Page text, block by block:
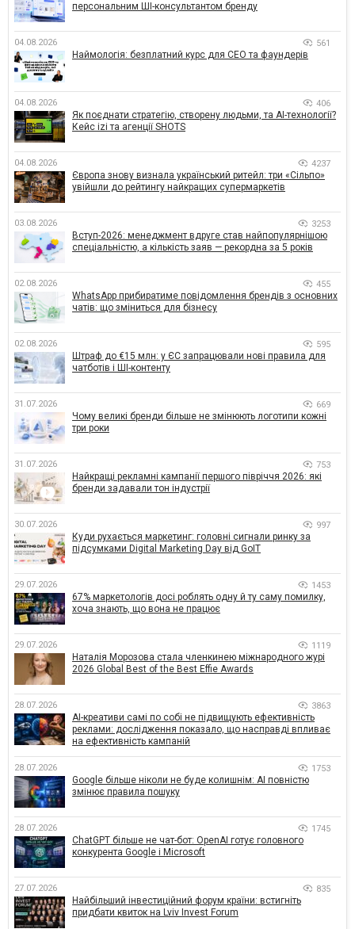
персональним ШІ-консультантом бренду
04.08.2026 561
Наймологія: безплатний курс для CEO та фаундерів
04.08.2026 406
Як поєднати стратегію, створену людьми, та AI-технології?
Кейс izi та агенції SHOTS
04.08.2026 4237
Європа знову визнала український ритейл: три «Сільпо»
увійшли до рейтингу найкращих супермаркетів
03.08.2026 3253
Вступ-2026: менеджмент вдруге став найпопулярнішою
спеціальністю, а кількість заяв — рекордна за 5 років
02.08.2026 455
WhatsApp прибиратиме повідомлення брендів з основних
чатів: що зміниться для бізнесу
02.08.2026 595
Штраф до €15 млн: у ЄС запрацювали нові правила для
чатботів і ШІ-контенту
31.07.2026 669
Чому великі бренди більше не змінюють логотипи кожні
три роки
31.07.2026 753
Найкращі рекламні кампанії першого півріччя 2026: які
бренди задавали тон індустрії
30.07.2026 997
Куди рухається маркетинг: головні сигнали ринку за
підсумками Digital Marketing Day від GoIT
29.07.2026 1453
67% маркетологів досі роблять одну й ту саму помилку,
хоча знають, що вона не працює
29.07.2026 1119
Наталія Морозова стала членкинею міжнародного журі
2026 Global Best of the Best Effie Awards
28.07.2026 3863
AI-креативи самі по собі не підвищують ефективність
реклами: дослідження показало, що насправді впливає
на ефективність кампаній
28.07.2026 1753
Google більше ніколи не буде колишнім: AI повністю
змінює правила пошуку
28.07.2026 1745
ChatGPT більше не чат-бот: OpenAI готує головного
конкурента Google і Microsoft
27.07.2026 835
Найбільший інвестиційний форум країни: встигніть
придбати квиток на Lviv Invest Forum